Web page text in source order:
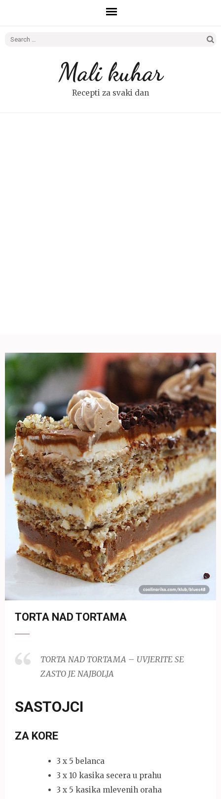
Search
Mali kuhar
Recepti za svaki dan
TORTA NAD TORTAMA
TORTA NAD TORTAMA – UVJERITE SE
ZASTO JE NAJBOLJA
SASTOJCI
ZA KORE
3 x 5 belanca
3 x 10 kasika secera u prahu
3 x 5 kasika mlevenih oraha